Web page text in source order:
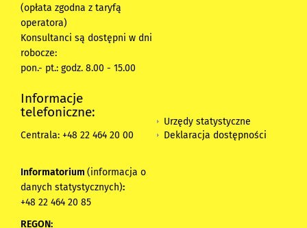
(opłata zgodna z taryfą
operatora)
Konsultanci są dostępni w dni
robocze:
pon.- pt.: godz. 8.00 - 15.00
Informacje
telefoniczne:
Centrala: +48 22 464 20 00
Informatorium (informacja o
danych statystycznych):
+48 22 464 20 85
REGON:
Urzędy statystyczne
Deklaracja dostępności